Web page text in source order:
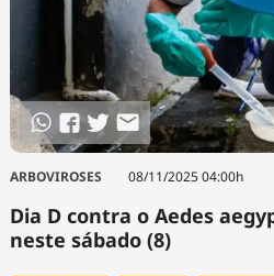
ARBOVIROSES 08/11/2025 04:00h
Dia D contra o Aedes
neste sábado (8)